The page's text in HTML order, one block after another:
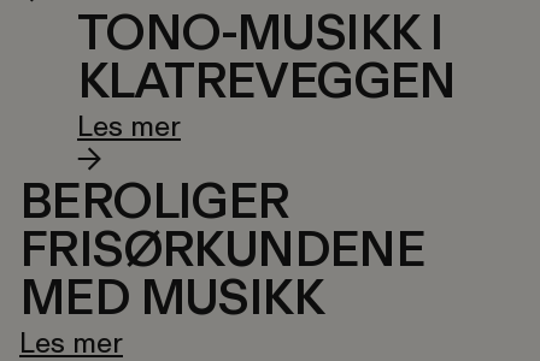
TONO-MUSIKK I
KLATREVEGGEN
Les mer
BEROLIGER
FRISØRKUNDENE
MED MUSIKK
Les mer